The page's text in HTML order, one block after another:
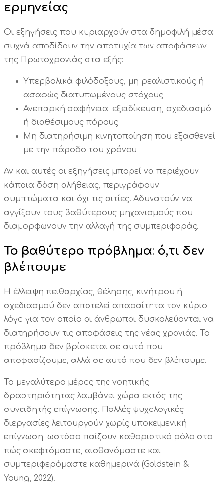
ερμηνείας
Οι εξηγήσεις που κυριαρχούν στα δημοφιλή μέσα
συχνά αποδίδουν την αποτυχία των αποφάσεων
της Πρωτοχρονιάς στα εξής:
Υπερβολικά φιλόδοξους, μη ρεαλιστικούς ή
ασαφώς διατυπωμένους στόχους
Ανεπαρκή σαφήνεια, εξειδίκευση, σχεδιασμό
ή διαθέσιμους πόρους
Μη διατηρήσιμη κινητοποίηση που εξασθενεί
με την πάροδο του χρόνου
Αν και αυτές οι εξηγήσεις μπορεί να περιέχουν
κάποια δόση αλήθειας, περιγράφουν
συμπτώματα και όχι τις αιτίες. Αδυνατούν να
αγγίξουν τους βαθύτερους μηχανισμούς που
διαμορφώνουν την αλλαγή της συμπεριφοράς.
Το βαθύτερο πρόβλημα: ό,τι δεν
βλέπουμε
Η έλλειψη πειθαρχίας, θέλησης, κινήτρου ή
σχεδιασμού δεν αποτελεί απαραίτητα τον κύριο
λόγο για τον οποίο οι άνθρωποι δυσκολεύονται να
διατηρήσουν τις αποφάσεις της νέας χρονιάς. Το
πρόβλημα δεν βρίσκεται σε αυτό που
αποφασίζουμε, αλλά σε αυτό που δεν βλέπουμε.
Το μεγαλύτερο μέρος της νοητικής
δραστηριότητας λαμβάνει χώρα εκτός της
συνειδητής επίγνωσης. Πολλές ψυχολογικές
διεργασίες λειτουργούν χωρίς υποκειμενική
επίγνωση, ωστόσο παίζουν καθοριστικό ρόλο στο
πώς σκεφτόμαστε, αισθανόμαστε και
συμπεριφερόμαστε καθημερινά (Goldstein &
Young, 2022).